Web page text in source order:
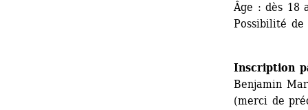
Âge : dès 18
Possibilité
Inscription
Benjamin
(merci de